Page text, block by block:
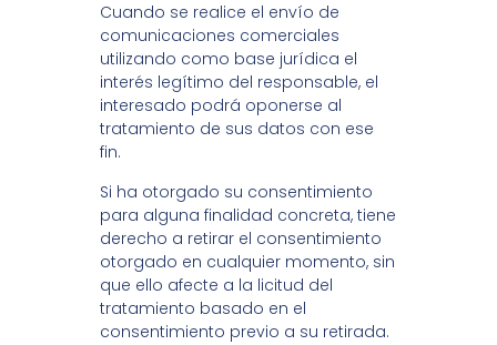
Cuando se realice el envío de
comunicaciones comerciales
utilizando como base jurídica el
interés legítimo del responsable, el
interesado podrá oponerse al
tratamiento de sus datos con ese
fin.
Si ha otorgado su consentimiento
para alguna finalidad concreta, tiene
derecho a retirar el consentimiento
otorgado en cualquier momento, sin
que ello afecte a la licitud del
tratamiento basado en el
consentimiento previo a su retirada.